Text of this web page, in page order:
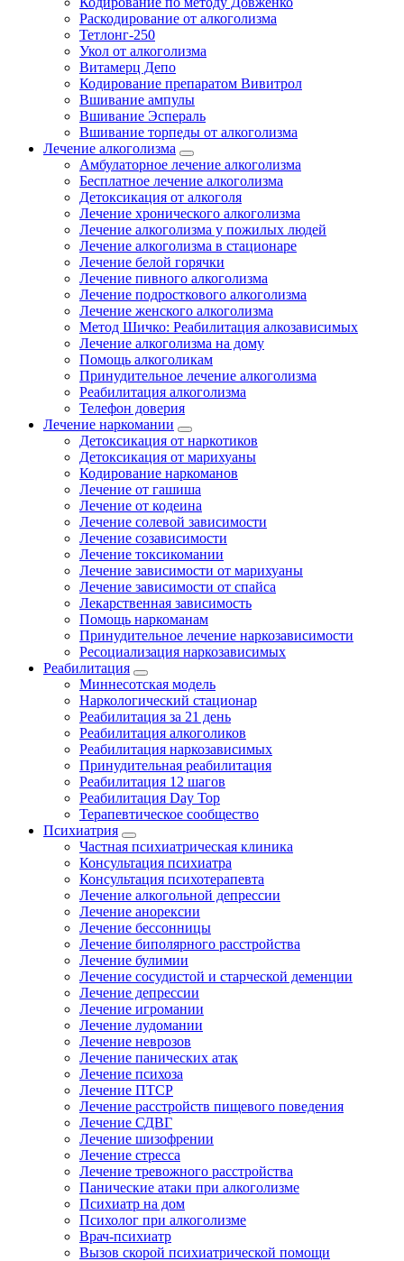
Раскодирование от алкоголизма
Тетлонг-250
Укол от алкоголизма
Витамерц Депо
Кодирование препаратом Вивитрол
Вшивание ампулы
Вшивание Эспераль
Вшивание торпеды от алкоголизма
Лечение алкоголизма
Амбулаторное лечение алкоголизма
Бесплатное лечение алкоголизма
Детоксикация от алкоголя
Лечение хронического алкоголизма
Лечение алкоголизма у пожилых людей
Лечение алкоголизма в стационаре
Лечение белой горячки
Лечение пивного алкоголизма
Лечение подросткового алкоголизма
Лечение женского алкоголизма
Метод Шичко: Реабилитация алкозависимых
Лечение алкоголизма на дому
Помощь алкоголикам
Принудительное лечение алкоголизма
Реабилитация алкоголизма
Телефон доверия
Лечение наркомании
Детоксикация от наркотиков
Детоксикация от марихуаны
Кодирование наркоманов
Лечение от гашиша
Лечение от кодеина
Лечение солевой зависимости
Лечение созависимости
Лечение токсикомании
Лечение зависимости от марихуаны
Лечение зависимости от спайса
Лекарственная зависимость
Помощь наркоманам
Принудительное лечение наркозависимости
Ресоциализация наркозависимых
Реабилитация
Миннесотская модель
Наркологический стационар
Реабилитация за 21 день
Реабилитация алкоголиков
Реабилитация наркозависимых
Принудительная реабилитация
Реабилитация 12 шагов
Реабилитация Day Top
Терапевтическое сообщество
Психиатрия
Частная психиатрическая клиника
Консультация психиатра
Консультация психотерапевта
Лечение алкогольной депрессии
Лечение анорексии
Лечение бессонницы
Лечение биполярного расстройства
Лечение булимии
Лечение сосудистой и старческой деменции
Лечение депрессии
Лечение игромании
Лечение лудомании
Лечение неврозов
Лечение панических атак
Лечение психоза
Лечение ПТСР
Лечение расстройств пищевого поведения
Лечение СДВГ
Лечение шизофрении
Лечение стресса
Лечение тревожного расстройства
Панические атаки при алкоголизме
Психиатр на дом
Психолог при алкоголизме
Врач-психиатр
Вызов скорой психиатрической помощи